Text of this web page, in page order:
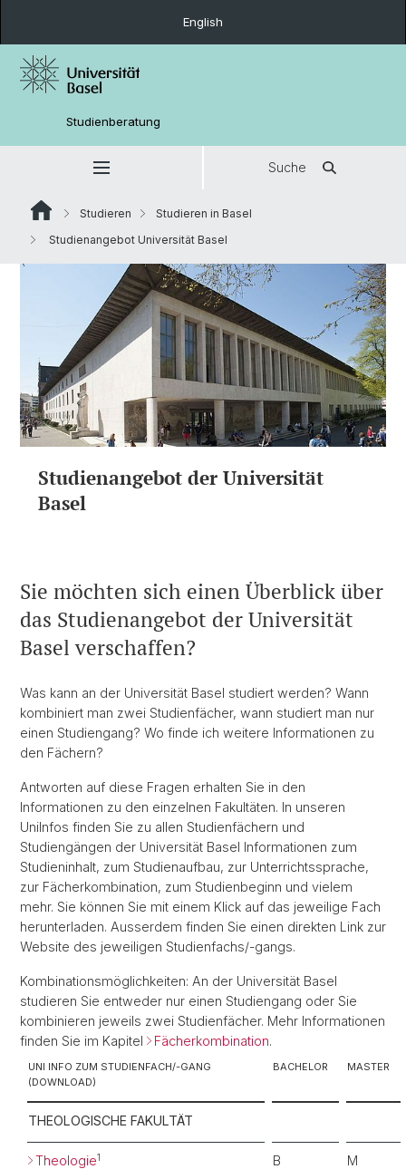
English
Studienberatung
Suche
Studieren
Studieren in Basel
Studienangebot Universität Basel
Studienangebot der Universität
Basel
Sie möchten sich einen Überblick über
das Studienangebot der Universität
Basel verschaffen?
Was kann an der Universität Basel studiert werden? Wann
kombiniert man zwei Studienfächer, wann studiert man nur
einen Studiengang? Wo finde ich weitere Informationen zu
den Fächern?
Antworten auf diese Fragen erhalten Sie in den
Informationen zu den einzelnen Fakultäten. In unseren
UniInfos finden Sie zu allen Studienfächern und
Studiengängen der Universität Basel Informationen zum
Studieninhalt, zum Studienaufbau, zur Unterrichtssprache,
zur Fächerkombination, zum Studienbeginn und vielem
mehr. Sie können Sie mit einem Klick auf das jeweilige Fach
herunterladen. Ausserdem finden Sie einen direkten Link zur
Website des jeweiligen Studienfachs/-gangs.
Kombinationsmöglichkeiten: An der Universität Basel
studieren Sie entweder nur einen Studiengang oder Sie
kombinieren jeweils zwei Studienfächer. Mehr Informationen
finden Sie im Kapitel
Fächerkombination.
UNI INFO ZUM STUDIENFACH/-GANG
(DOWNLOAD)
BACHELOR MASTER
THEOLOGISCHE FAKULTÄT
Theologie1 B M